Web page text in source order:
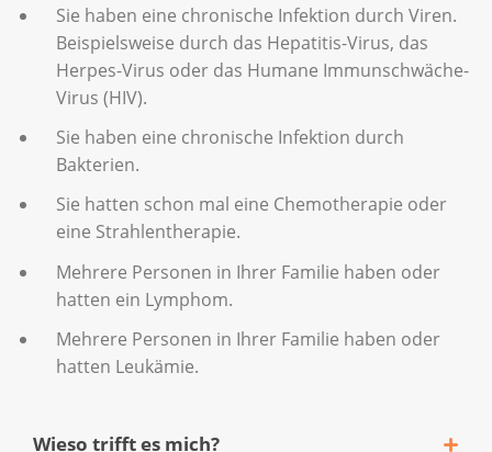
Sie haben eine chronische Infektion durch Viren.
Beispielsweise durch das Hepatitis-Virus, das
Herpes-Virus oder das Humane Immunschwäche-
Virus (HIV).
Sie haben eine chronische Infektion durch
Bakterien.
Sie hatten schon mal eine Chemotherapie oder
eine Strahlentherapie.
Mehrere Personen in Ihrer Familie haben oder
hatten ein Lymphom.
Mehrere Personen in Ihrer Familie haben oder
hatten Leukämie.
Wieso trifft es mich?